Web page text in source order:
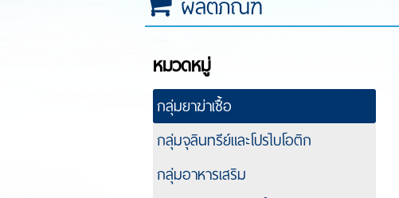
หมวดหมู่
กลุ่มยาฆ่าเชื้อ
กลุ่มจุลินทรีย์และโปรไบโอติก
กลุ่มอาหารเสริม